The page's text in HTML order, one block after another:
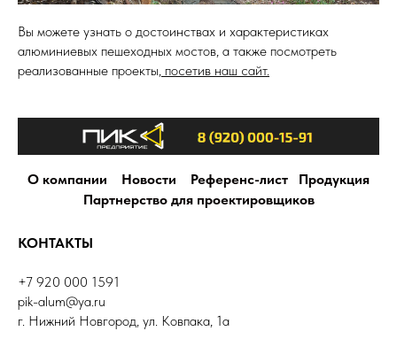
Вы можете узнать о достоинствах и характеристиках
алюминиевых пешеходных мостов, а также посмотреть
реализованные проекты, посетив наш сайт.
О компании Новости Референс-лист
Продукция
Партнерство для проектировщиков
КОНТАКТЫ
+7 920 000 1591
pik-alum@ya.ru
г. Нижний Новгород, ул. Ковпака, 1а